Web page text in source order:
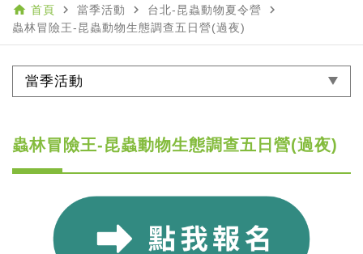
home 首頁 navigate_next 當季活動 navigate_next 台北-昆蟲動物夏令營 navigate_next
蟲林冒險王-昆蟲動物生態調查五日營(過夜)
當季活動
蟲林冒險王-昆蟲動物生態調查五日營(過夜)